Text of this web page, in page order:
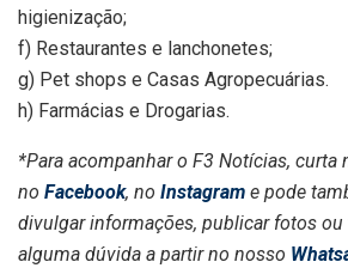
higienização;
f) Restaurantes e lanchonetes;
g) Pet shops e Casas Agropecuárias.
h) Farmácias e Drogarias.
*Para acompanhar o F3 Notícias, curta
no Facebook, no Instagram e pode
divulgar informações, publicar fotos ou
alguma dúvida a partir no nosso